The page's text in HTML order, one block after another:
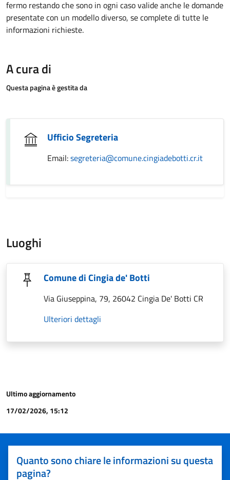
fermo restando che sono in ogni caso valide anche le domande
presentate con un modello diverso, se complete di tutte le
informazioni richieste.
A cura di
Questa pagina è gestita da
Ufficio Segreteria
Email:segreteria@comune.cingiadebotti.cr.it
Luoghi
Comune di Cingia de' Botti
Via Giuseppina, 79, 26042 Cingia De' Botti CR
Ulteriori dettagli
Ultimo aggiornamento
17/02/2026, 15:12
Quanto sono chiare le informazioni su questa
pagina?